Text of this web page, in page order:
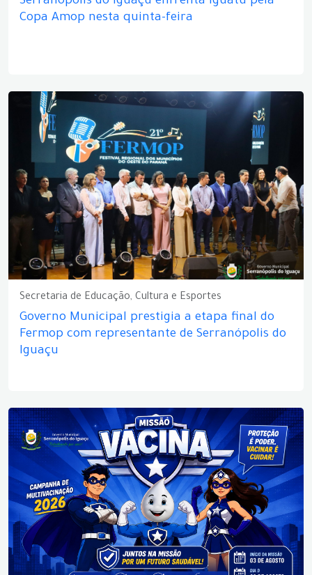
Copa Amop nesta quinta-feira
Secretaria de Educação, Cultura e Esportes
Governo Municipal prestigia a etapa final do
Fermop com representante de Serranópolis do
Iguaçu